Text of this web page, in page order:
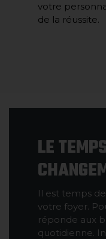
votre
de la réussite.
LE
Il est temps
votre foyer.
réponde aux
quotidienne.